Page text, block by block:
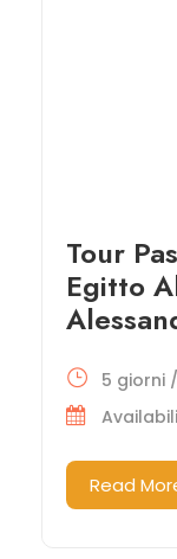
Tour
Egitto
5 giorni
Read